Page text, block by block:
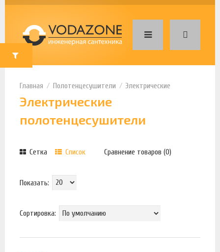
Полотенцесушители Электрические
Электрические
полотенцесушители
Сетка Список Сравнение товаров (0)
Показать:
Сортировка: